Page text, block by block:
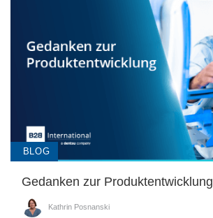
BLOG
Gedanken zur Produktentwicklung
Kathrin Posnanski